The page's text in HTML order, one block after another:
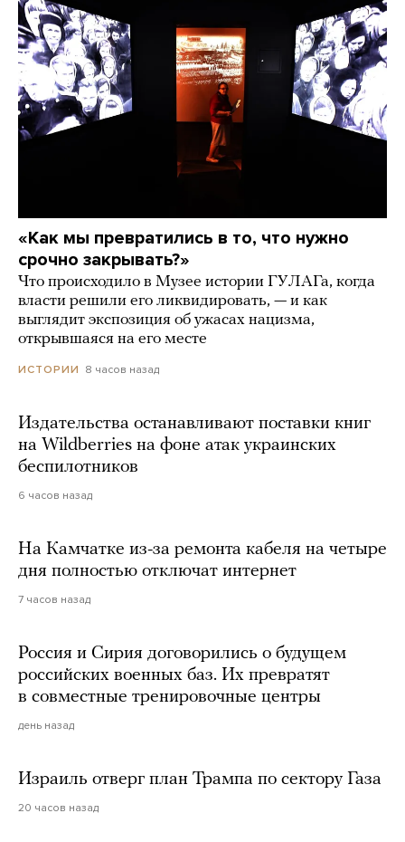
«Как мы превратились в то, что нужно
срочно закрывать?»
Что происходило в Музее истории ГУЛАГа, когда
власти решили его ликвидировать, — и как
выглядит экспозиция об ужасах нацизма,
открывшаяся на его месте
ИСТОРИИ 8 часов назад
Издательства останавливают поставки книг
на Wildberries на фоне атак украинских
беспилотников
6 часов назад
На Камчатке из-за ремонта кабеля на четыре
дня полностью отключат интернет
7 часов назад
Россия и Сирия договорились о будущем
российских военных баз. Их превратят
в совместные тренировочные центры
день назад
Израиль отверг план Трампа по сектору Газа
20 часов назад